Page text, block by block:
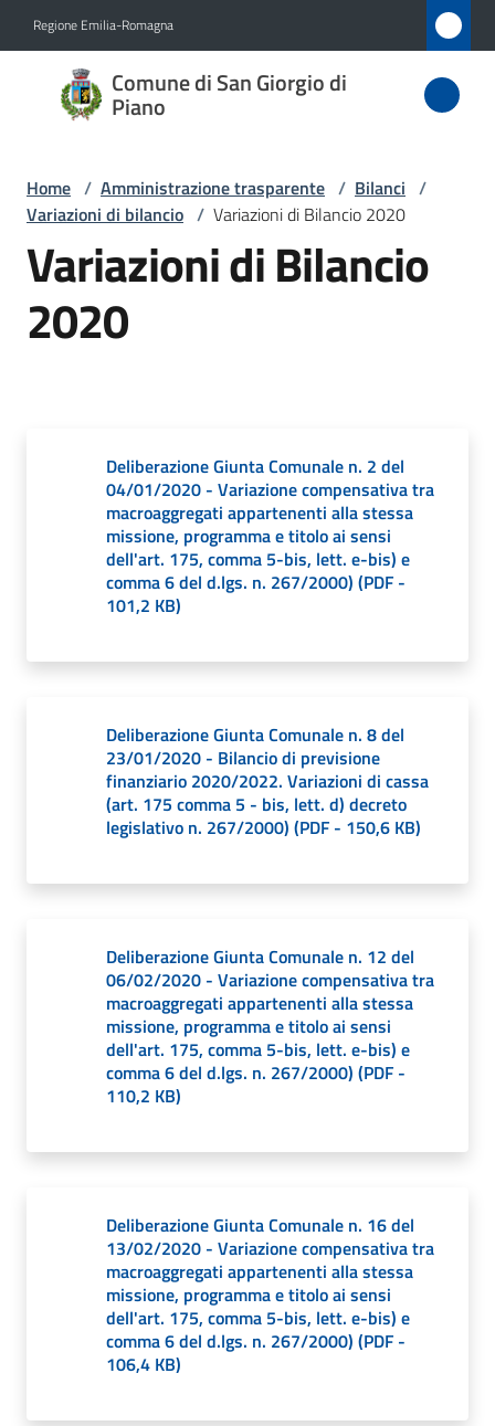
Regione Emilia-Romagna
Comune di San Giorgio di
Piano
Comune
di San
di Piano
Amministrazione
Novità
Trasparente
Menu selezionato
P
argomenti...
Home / Amministrazione trasparente / Bilanci /
Variazioni di bilancio / Variazioni di Bilancio 2020
Variazioni di Bilancio
2020
Deliberazione Giunta Comunale n. 2 del
04/01/2020 - Variazione compensativa tra
macroaggregati appartenenti alla stessa
missione, programma e titolo ai sensi
dell'art. 175, comma 5-bis, lett. e-bis) e
comma 6 del d.lgs. n. 267/2000) (PDF -
101,2 KB)
Deliberazione Giunta Comunale n. 8 del
23/01/2020 - Bilancio di previsione
finanziario 2020/2022. Variazioni di cassa
(art. 175 comma 5 - bis, lett. d) decreto
legislativo n. 267/2000) (PDF - 150,6 KB)
Deliberazione Giunta Comunale n. 12 del
06/02/2020 - Variazione compensativa tra
macroaggregati appartenenti alla stessa
missione, programma e titolo ai sensi
dell'art. 175, comma 5-bis, lett. e-bis) e
comma 6 del d.lgs. n. 267/2000) (PDF -
110,2 KB)
Deliberazione Giunta Comunale n. 16 del
13/02/2020 - Variazione compensativa tra
macroaggregati appartenenti alla stessa
missione, programma e titolo ai sensi
dell'art. 175, comma 5-bis, lett. e-bis) e
comma 6 del d.lgs. n. 267/2000) (PDF -
106,4 KB)